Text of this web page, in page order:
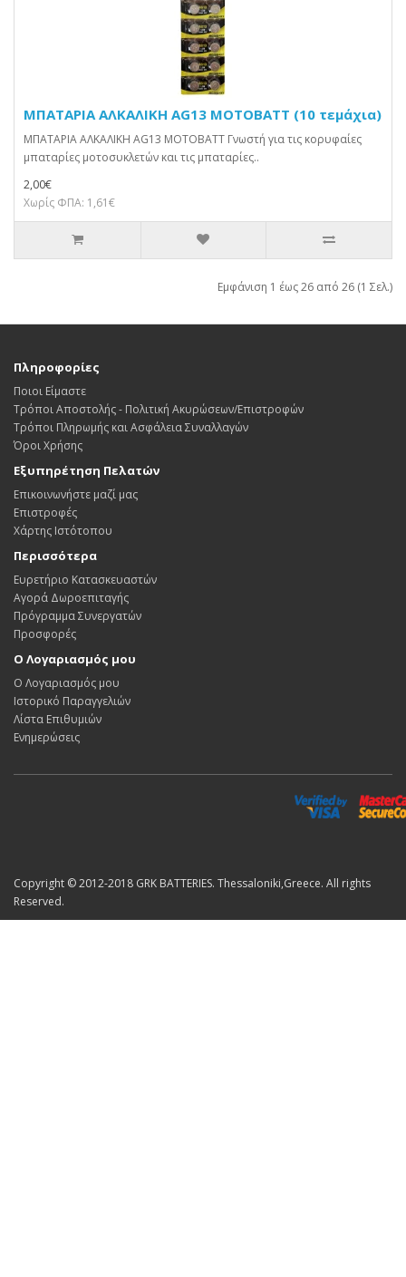
ΜΠΑΤΑΡΙΑ ΑΛΚΑΛΙΚΗ AG13 MOTOBATT (10 τεμάχια)
ΜΠΑΤΑΡΙΑ ΑΛΚΑΛΙΚΗ AG13 MOTOBATT Γνωστή για τις κορυφαίες
μπαταρίες μοτοσυκλετών και τις μπαταρίες..
2,00€
Χωρίς ΦΠΑ: 1,61€
Εμφάνιση 1 έως 26 από 26 (1 Σελ.)
Πληροφορίες
Ποιοι Είμαστε
Τρόποι Αποστολής - Πολιτική Ακυρώσεων/Επιστροφών
Τρόποι Πληρωμής και Ασφάλεια Συναλλαγών
Όροι Χρήσης
Εξυπηρέτηση Πελατών
Επικοινωνήστε μαζί μας
Επιστροφές
Χάρτης Ιστότοπου
Περισσότερα
Ευρετήριο Κατασκευαστών
Αγορά Δωροεπιταγής
Πρόγραμμα Συνεργατών
Προσφορές
Ο Λογαριασμός μου
Ο Λογαριασμός μου
Ιστορικό Παραγγελιών
Λίστα Επιθυμιών
Ενημερώσεις
Copyright © 2012-2018 GRK BATTERIES. Thessaloniki,Greece. All rights
Reserved.